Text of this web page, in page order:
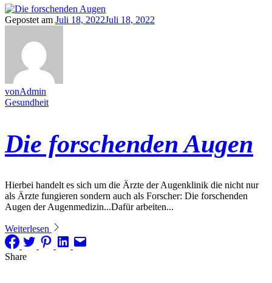
Gepostet am Juli 18, 2022Juli 18, 2022
vonAdmin
Gesundheit
Die forschenden Augen
Hierbei handelt es sich um die Ärzte der Augenklinik die nicht nur
als Ärzte fungieren sondern auch als Forscher: Die forschenden
Augen der Augenmedizin...Dafür arbeiten...
Weiterlesen
Share